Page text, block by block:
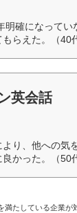
確になってい
らえた。（40
英会話
り、他への気
かった。（50
たしている企業が